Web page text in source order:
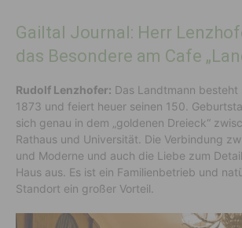
Gailtal Journal: Herr
das Besondere am Cafe
Rudolf Lenzhofer: Das Landtmann
1873 und feiert heuer seinen 150.
sich genau in dem „goldenen Dreieck“
Rathaus und Universität. Die Verbindung
und Moderne und auch die Liebe zum
Haus aus. Es ist ein Familienbetrieb und
Standort ein großer Vorteil.